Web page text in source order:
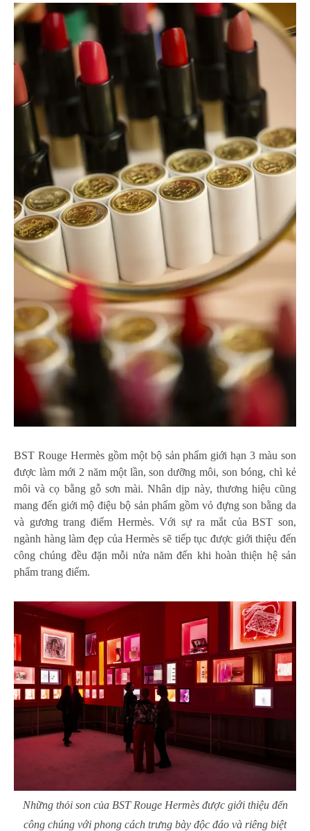
BST Rouge Hermès gồm một bộ sản phẩm giới hạn 3 màu son
được làm mới 2 năm một lần, son dưỡng môi, son bóng, chì kẻ
môi và cọ bằng gỗ sơn mài. Nhân dịp này, thương hiệu cũng
mang đến giới mộ điệu bộ sản phẩm gồm vỏ đựng son bằng da
và gương trang điểm Hermès. Với sự ra mắt của BST son,
ngành hàng làm đẹp của Hermès sẽ tiếp tục được giới thiệu đến
công chúng đều đặn mỗi nửa năm đến khi hoàn thiện hệ sản
phẩm trang điểm.
Những thỏi son của BST Rouge Hermès được giới thiệu đến
công chúng với phong cách trưng bày độc đáo và riêng biệt